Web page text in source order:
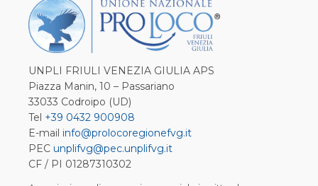
UNPLI FRIULI VENEZIA GIULIA APS
Piazza Manin, 10 – Passariano
33033 Codroipo (UD)
Tel +39 0432 900908
E-mail info@prolocoregionefvg.it
PEC unplifvg@pec.unplifvg.it
CF / PI 01287310302